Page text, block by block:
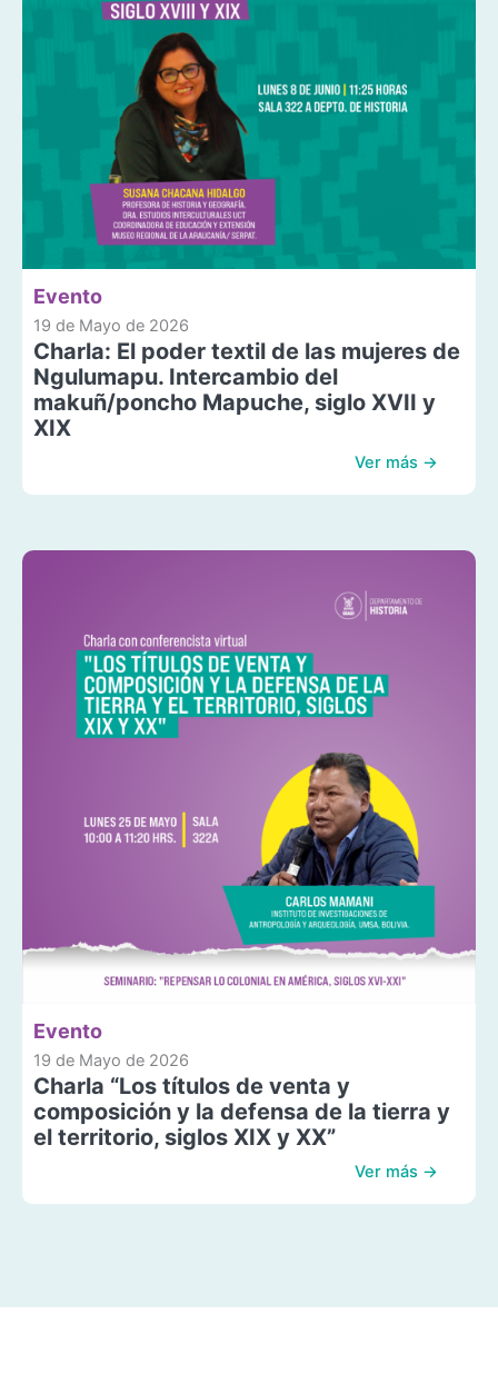
Evento
19 de Mayo de 2026
Charla: El poder textil de las mujeres de
Ngulumapu. Intercambio del
makuñ/poncho Mapuche, siglo XVII y
XIX
Ver más →
Evento
19 de Mayo de 2026
Charla “Los títulos de venta y
composición y la defensa de la tierra y
el territorio, siglos XIX y XX”
Ver más →